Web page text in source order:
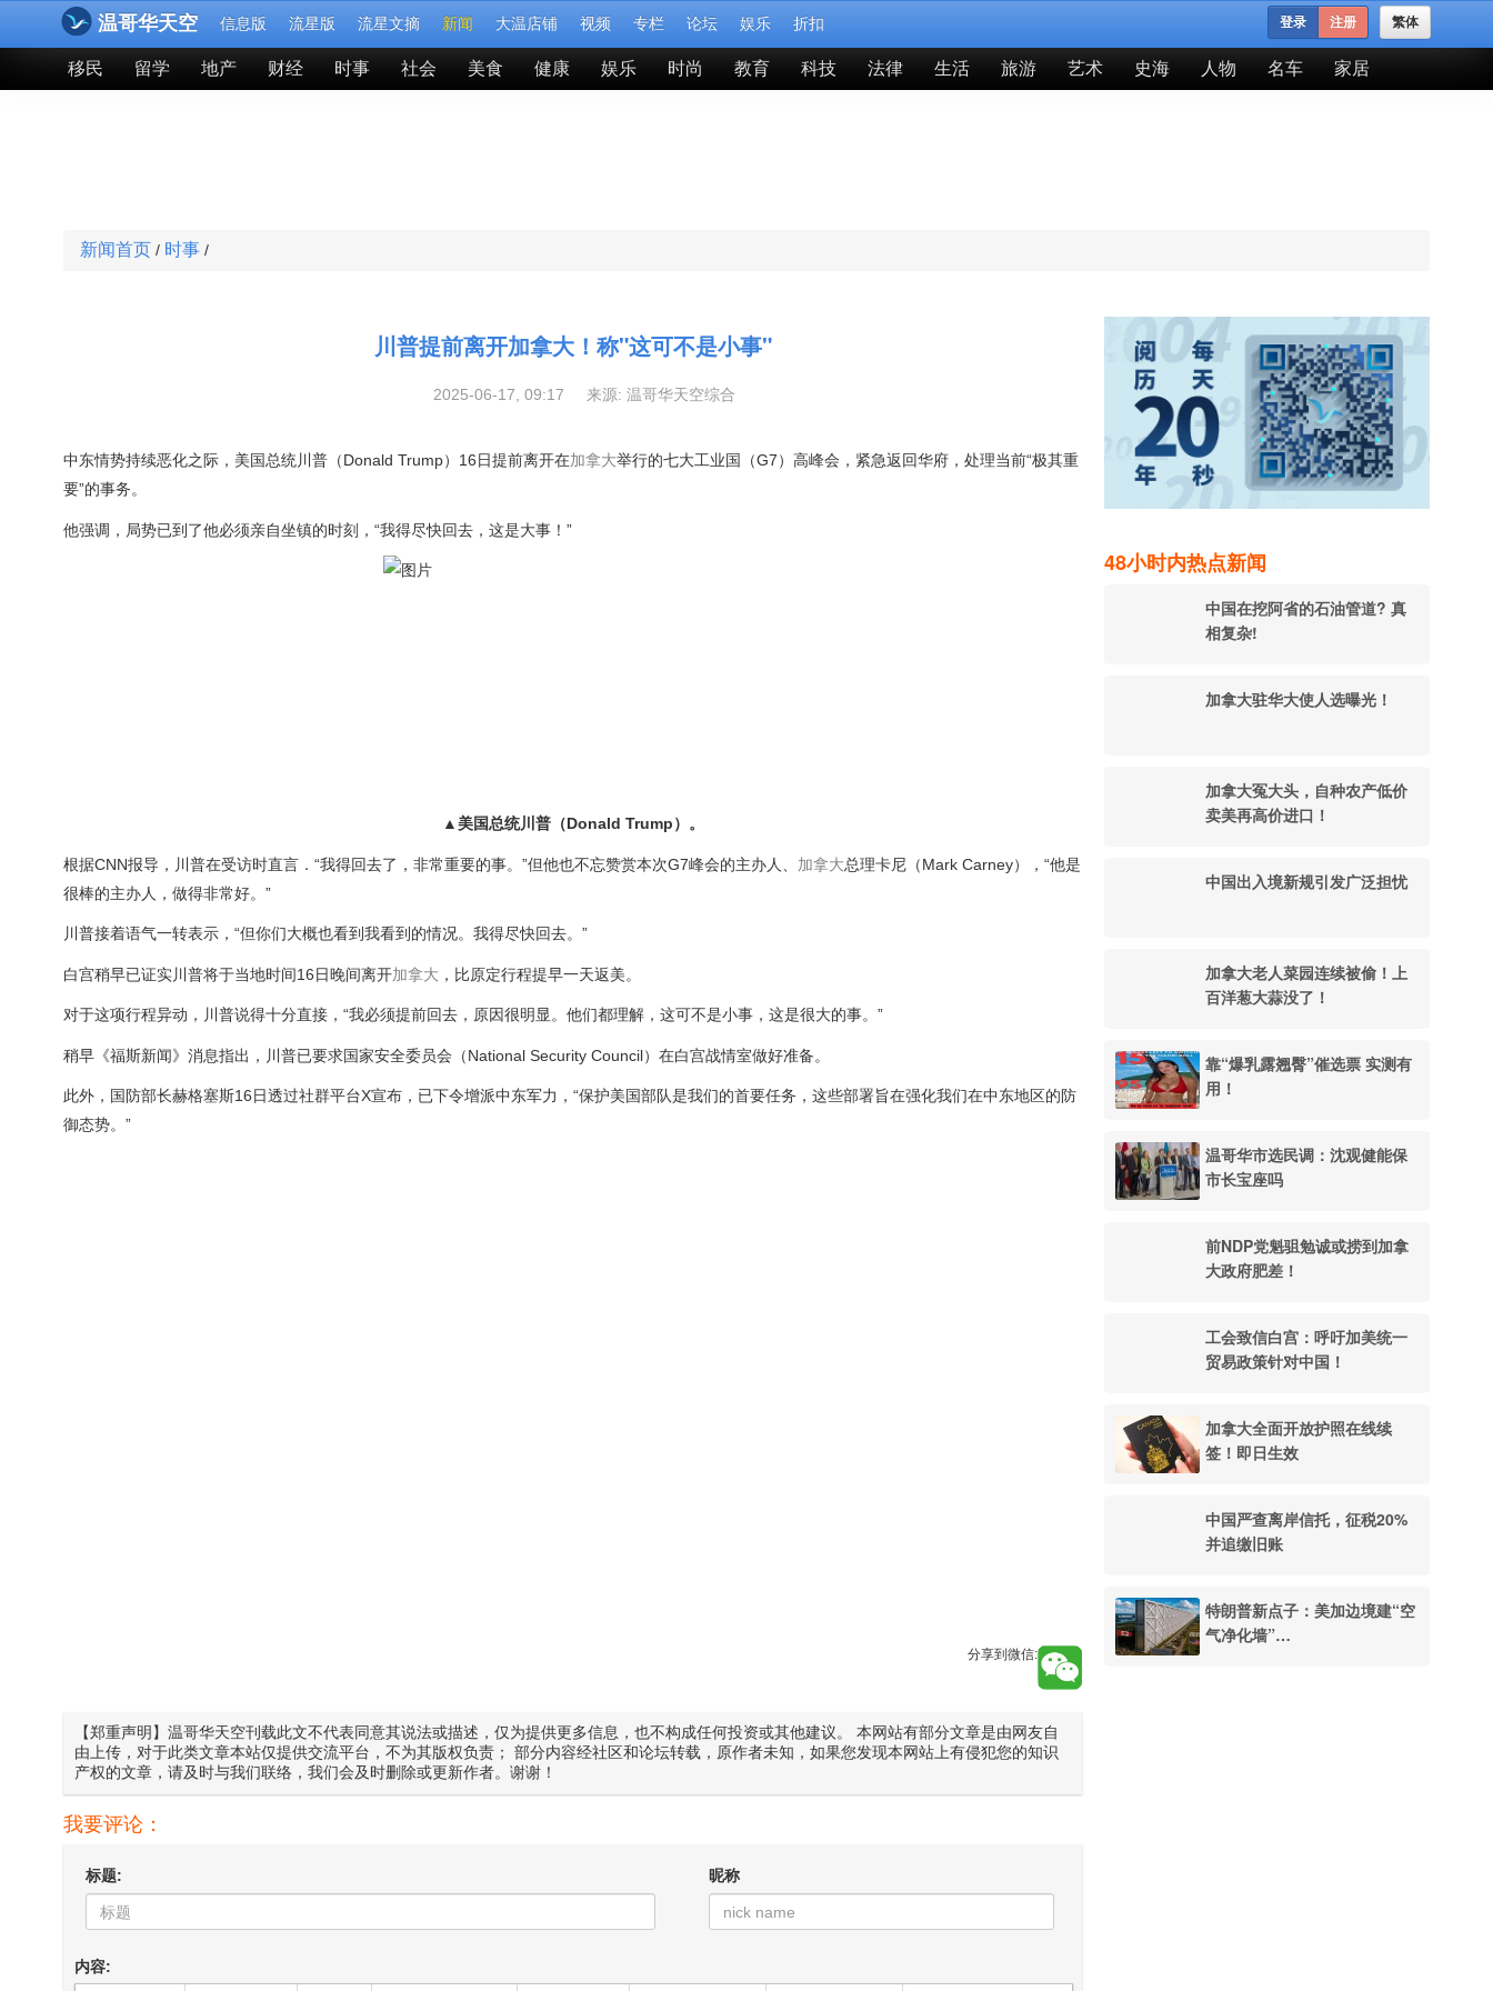
温哥华天空 信息版 流星版 流星文摘 新闻 大温店铺 视频 专栏 论坛 娱乐 折扣 繁体
登录 注册
移民 留学 地产 财经 时事 社会 美食 健康 娱乐 时尚 教育 科技 法律 生活 旅游 艺术 史海 人物 名车 家居
新闻首页 / 时事 /
川普提前离开加拿大！称"这可不是小事"
2025-06-17, 09:17 来源: 温哥华天空综合
中东情势持续恶化之际，美国总统川普（Donald Trump）16日提前离开在加拿大举行的七大工业国（G7）高峰会，紧急返回华府，处理当前“极其重
要”的事务。
他强调，局势已到了他必须亲自坐镇的时刻，“我得尽快回去，这是大事！”
▲美国总统川普（Donald Trump）。
根据CNN报导，川普在受访时直言．“我得回去了，非常重要的事。”但他也不忘赞赏本次G7峰会的主办人、 加拿大总理卡尼（Mark Carney），“他是
很棒的主办人，做得非常好。”
川普接着语气一转表示，“但你们大概也看到我看到的情况。我得尽快回去。”
白宫稍早已证实川普将于当地时间16日晚间离开加拿大 ，比原定行程提早一天返美。
对于这项行程异动，川普说得十分直接，“我必须提前回去，原因很明显。他们都理解，这可不是小事，这是很大的事。”
稍早《福斯新闻》消息指出，川普已要求国家安全委员会（National Security Council）在白宫战情室做好准备。
此外，国防部长赫格塞斯16日透过社群平台X宣布，已下令增派中东军力，“保护美国部队是我们的首要任务，这些部署旨在强化我们在中东地区的防
御态势。”
分享到微信:
【郑重声明】温哥华天空刊载此文不代表同意其说法或描述，仅为提供更多信息，也不构成任何投资或其他建议。 本网站有部分文章是由网友自
由上传，对于此类文章本站仅提供交流平台，不为其版权负责； 部分内容经社区和论坛转载，原作者未知，如果您发现本网站上有侵犯您的知识
产权的文章，请及时与我们联络，我们会及时删除或更新作者。谢谢！
我要评论：
标题: 昵称
内容:
48小时内热点新闻
中国在挖阿省的石油管道? 真
相复杂!
加拿大驻华大使人选曝光！
加拿大冤大头，自种农产低价
卖美再高价进口！
中国出入境新规引发广泛担忧
加拿大老人菜园连续被偷！上
百洋葱大蒜没了！
靠“爆乳露翘臀”催选票 实测有
用！
温哥华市选民调：沈观健能保
市长宝座吗
前NDP党魁驵勉诚或捞到加拿
大政府肥差！
工会致信白宫：呼吁加美统一
贸易政策针对中国！
加拿大全面开放护照在线续
签！即日生效
中国严查离岸信托，征税20%
并追缴旧账
特朗普新点子：美加边境建“空
气净化墙”…